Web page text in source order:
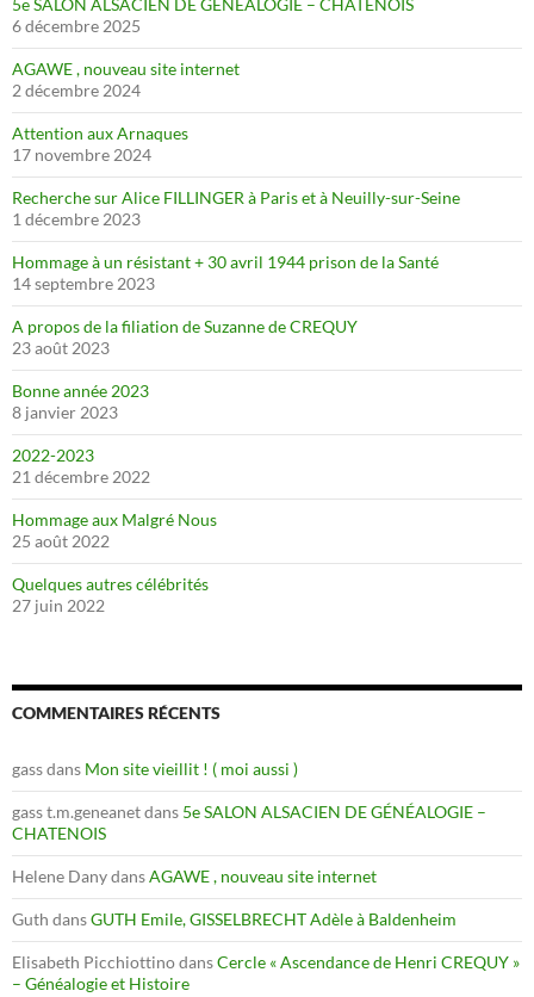
5e SALON ALSACIEN DE GÉNÉALOGIE – CHATENOIS
6 décembre 2025
AGAWE , nouveau site internet
2 décembre 2024
Attention aux Arnaques
17 novembre 2024
Recherche sur Alice FILLINGER à Paris et à Neuilly-sur-Seine
1 décembre 2023
Hommage à un résistant + 30 avril 1944 prison de la Santé
14 septembre 2023
A propos de la filiation de Suzanne de CREQUY
23 août 2023
Bonne année 2023
8 janvier 2023
2022-2023
21 décembre 2022
Hommage aux Malgré Nous
25 août 2022
Quelques autres célébrités
27 juin 2022
COMMENTAIRES RÉCENTS
gassdans Mon site vieillit ! ( moi aussi )
gass t.m.geneanetdans 5e SALON ALSACIEN DE GÉNÉALOGIE –
CHATENOIS
Helene DanydansAGAWE , nouveau site internet
Guth dansGUTH Emile, GISSELBRECHT Adèle à Baldenheim
Elisabeth PicchiottinodansCercle « Ascendance de Henri CREQUY »
– Généalogie et Histoire